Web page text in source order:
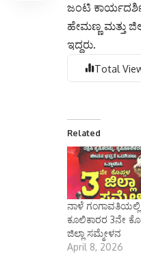
ಜಂಟಿ
ಹೇಮಣ್ಣ ಮತ್ತು
ಇದ್ದರು.
Total
Related
ನಾಳೆ ಗಂಗಾವತಿಯಲ್ಲಿ
ಕೂಲಿಕಾರರ 3ನೇ
ಜಿಲ್ಲಾ ಸಮ್ಮೇಳನ
April 8, 2026